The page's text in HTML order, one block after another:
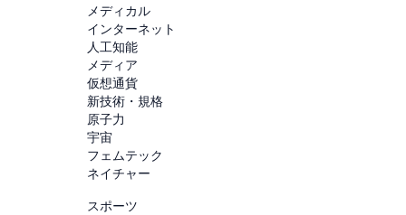
メディカル
インターネット
人工知能
メディア
仮想通貨
新技術・規格
原子力
宇宙
フェムテック
ネイチャー
スポーツ